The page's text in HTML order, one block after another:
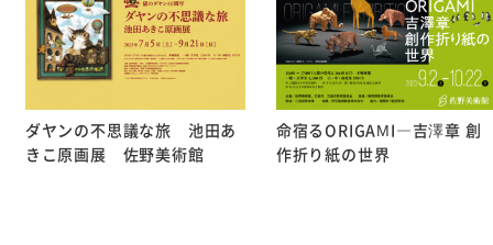
ダヤンの不思議な旅 池田あ
きこ原画展 佐野美術館
命宿るORIGAMI―吉澤章 創
作折り紙の世界